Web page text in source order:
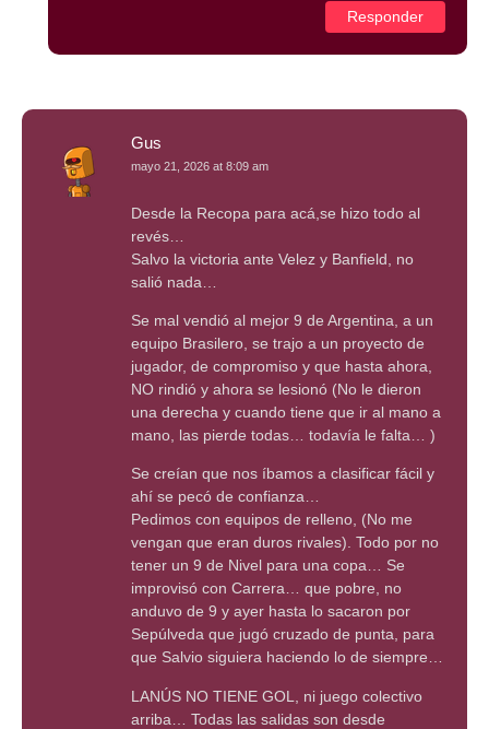
Responder
Gus
mayo 21, 2026 at 8:09 am
Desde la Recopa para acá,se hizo todo al
revés…
Salvo la victoria ante Velez y Banfield, no
salió nada…
Se mal vendió al mejor 9 de Argentina, a un
equipo Brasilero, se trajo a un proyecto de
jugador, de compromiso y que hasta ahora,
NO rindió y ahora se lesionó (No le dieron
una derecha y cuando tiene que ir al mano a
mano, las pierde todas… todavía le falta… )
Se creían que nos íbamos a clasificar fácil y
ahí se pecó de confianza…
Pedimos con equipos de relleno, (No me
vengan que eran duros rivales). Todo por no
tener un 9 de Nivel para una copa… Se
improvisó con Carrera… que pobre, no
anduvo de 9 y ayer hasta lo sacaron por
Sepúlveda que jugó cruzado de punta, para
que Salvio siguiera haciendo lo de siempre…
LANÚS NO TIENE GOL, ni juego colectivo
arriba… Todas las salidas son desde